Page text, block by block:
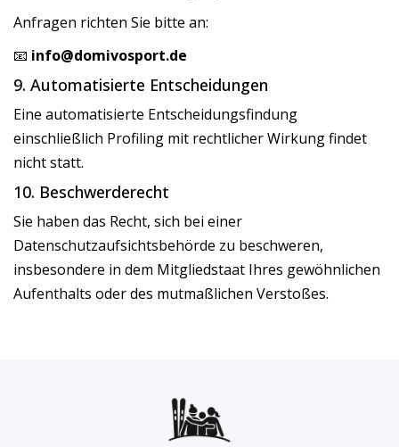
Anfragen richten Sie bitte an:
📧 info@domivosport.de
9. Automatisierte Entscheidungen
Eine automatisierte Entscheidungsfindung
einschließlich Profiling mit rechtlicher Wirkung findet
nicht statt.
10. Beschwerderecht
Sie haben das Recht, sich bei einer
Datenschutzaufsichtsbehörde zu beschweren,
insbesondere in dem Mitgliedstaat Ihres gewöhnlichen
Aufenthalts oder des mutmaßlichen Verstoßes.